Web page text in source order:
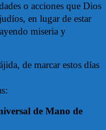
o acciones que Dios
en lugar de estar
miseria y
de marcar estos días
de Mano de